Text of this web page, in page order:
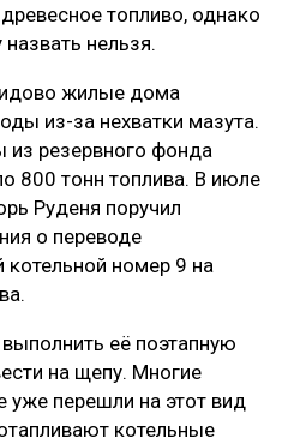
топливо, однако
нельзя.
жилые дома
из-за нехватки мазута.
резервного фонда
800 тонн топлива. В июле
Руденя поручил
о переводе
котельной номер 9 на
её поэтапную
на щепу. Многие
перешли на этот вид
котельные